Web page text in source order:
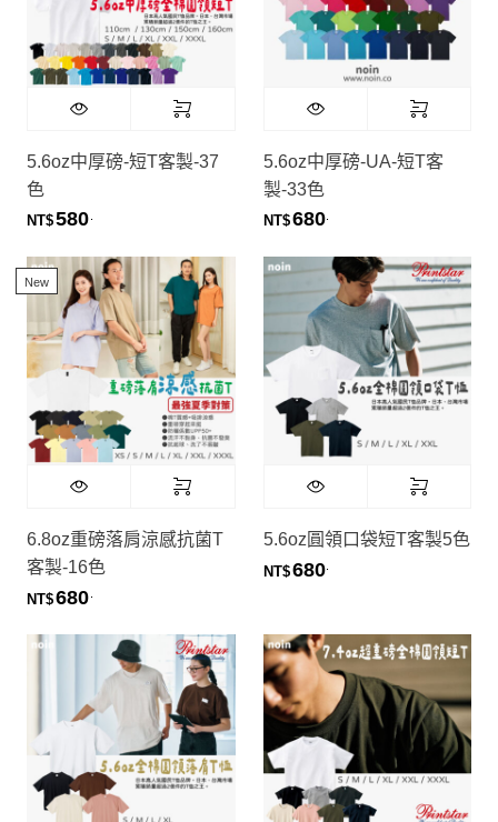
5.6oz中厚磅-短T客製-37
色
NT$580
5.6oz中厚磅-UA-短T客
製-33色
NT$680
New
6.8oz重磅落肩涼感抗菌T
客製-16色
NT$680
5.6oz圓領口袋短T客製5色
NT$680